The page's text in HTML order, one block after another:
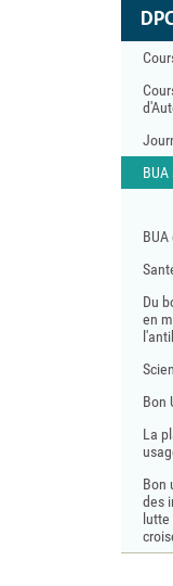
BUA
Du
en
Bon
La
Bon
des